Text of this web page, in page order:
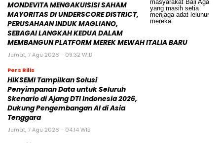
MONDEVITA MENGAKUISISI SAHAM
MAYORITAS DI UNDERSCORE DISTRICT,
PERUSAHAAN INDUK MAGLIANO,
SEBAGAI LANGKAH KEDUA DALAM
MEMBANGUN PLATFORM MEREK MEWAH ITALIA BARU
Jumat, 7 Agu 2026 - 09:32 WIB
Pers Rilis
HIKSEMI Tampilkan Solusi
Penyimpanan Data untuk Seluruh
Skenario di Ajang DTI Indonesia 2026,
Dukung Pengembangan AI di Asia
Tenggara
Jumat, 7 Agu 2026 - 04:14 WIB